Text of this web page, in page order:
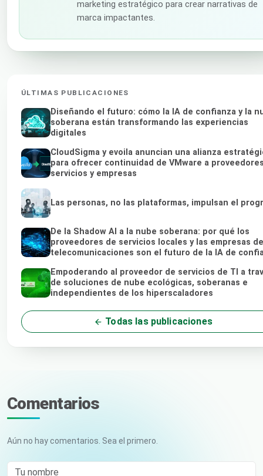
marketing estratégico para crear narrativas de
marca impactantes.
ÚLTIMAS PUBLICACIONES
Diseñando el futuro: cómo la IA de confianza y la
soberana están transformando las experiencias
digitales
CloudSigma y evoila anuncian una alianza
para ofrecer continuidad de VMware a
servicios y empresas
Las personas, no las plataformas, impulsan el
De la Shadow AI a la nube soberana: por qué los
proveedores de servicios locales y las empresas de
telecomunicaciones son el futuro de la IA de
Empoderando al proveedor de servicios de TI a
de soluciones de nube ecológicas, soberanas e
independientes de los hiperscaladores
Todas las publicaciones
Comentarios
Aún no hay comentarios. Sea el primero.
Tu nombre